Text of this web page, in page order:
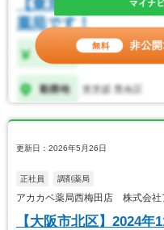
更新日：2026年5月26日
正社員 調剤薬局
アカカベ薬局西梅田店 株式会社
【大阪市北区】2024